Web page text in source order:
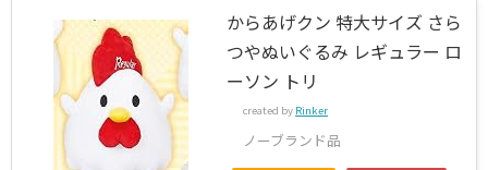
からあげクン 特大サイズ さら
つやぬいぐるみ レギュラー ロ
ーソン トリ
created by Rinker
ノーブランド品